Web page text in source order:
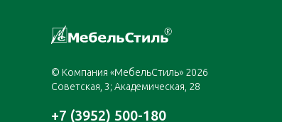
© Компания «МебельСтиль» 2026
Советская, 3; Академическая, 28
+7 (3952) 500-180